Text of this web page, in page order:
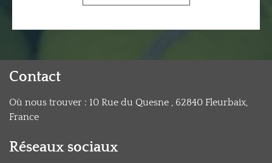
Contact
Où nous trouver : 10 Rue du Quesne , 62840 Fleurbaix,
France
Réseaux sociaux